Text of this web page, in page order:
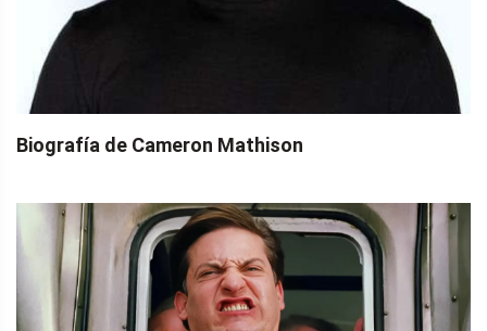
Biografía de Cameron Mathison